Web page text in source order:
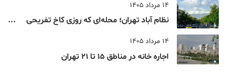
14 مرداد 1405
نظام‌ آباد تهران؛ محله‌ای که روزی کاخ تفریحی
14 مرداد 1405
اجاره خانه در مناطق 15 تا 21 تهران